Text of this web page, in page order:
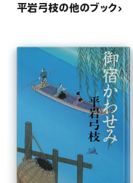
平岩弓枝の他のブック